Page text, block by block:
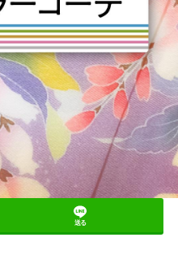
送る